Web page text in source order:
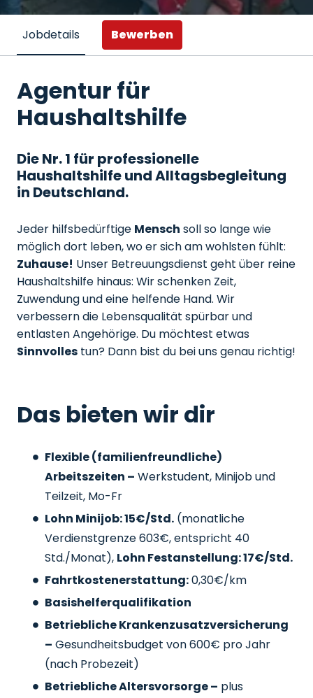
Jobdetails Bewerben
Agentur für
Haushaltshilfe
Die Nr. 1 für professionelle
Haushaltshilfe und Alltagsbegleitung
in Deutschland.
Jeder hilfsbedürftige Mensch soll so lange wie
möglich dort leben, wo er sich am wohlsten fühlt:
Zuhause! Unser Betreuungsdienst geht über reine
Haushaltshilfe hinaus: Wir schenken Zeit,
Zuwendung und eine helfende Hand. Wir
verbessern die Lebensqualität spürbar und
entlasten Angehörige. Du möchtest etwas
Sinnvolles tun? Dann bist du bei uns genau richtig!
Das bieten wir dir
Flexible (familienfreundliche)
Arbeitszeiten – Werkstudent, Minijob und
Teilzeit, Mo-Fr
Lohn Minijob: 15€/Std. (monatliche
Verdienstgrenze 603€, entspricht 40
Std./Monat), Lohn Festanstellung: 17€/Std.
Fahrtkostenerstattung:0,30€/km
Basishelferqualifikation
Betriebliche Krankenzusatzversicherung
– Gesundheitsbudget von 600€ pro Jahr
(nach Probezeit)
Betriebliche Altersvorsorge – plus